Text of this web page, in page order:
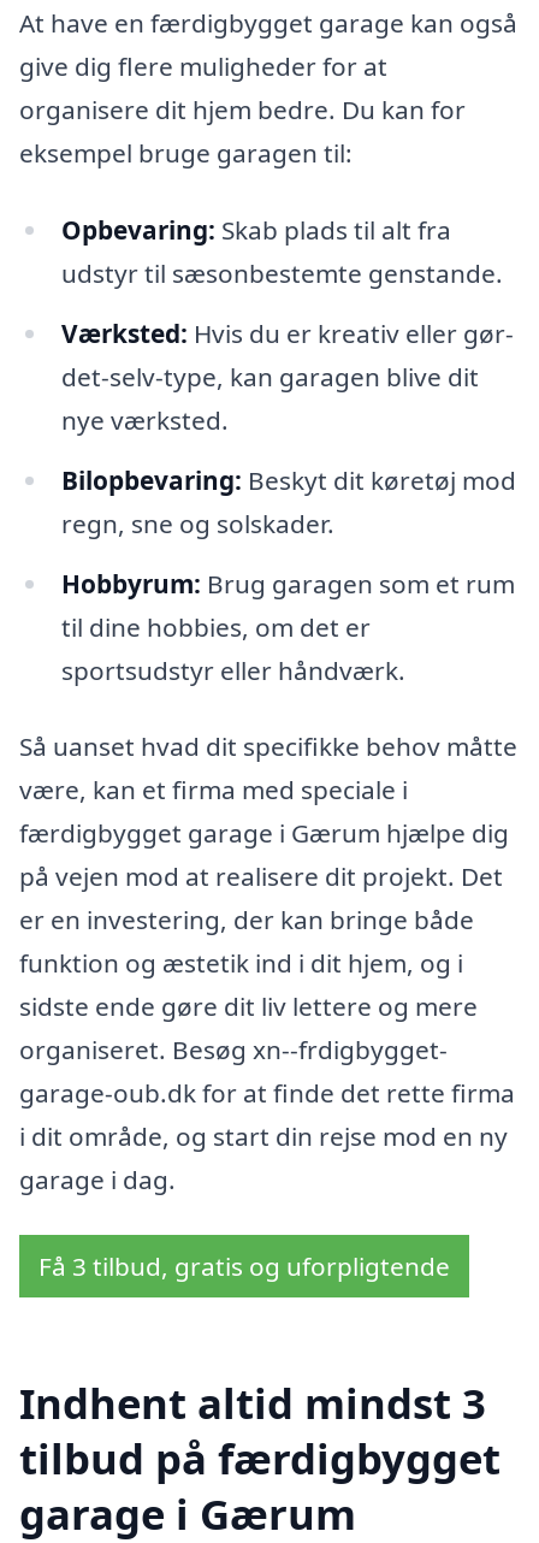
At have en færdigbygget garage kan også
give dig flere muligheder for at
organisere dit hjem bedre. Du kan for
eksempel bruge garagen til:
Opbevaring: Skab plads til alt fra
udstyr til sæsonbestemte genstande.
Værksted: Hvis du er kreativ eller gør-
det-selv-type, kan garagen blive dit
nye værksted.
Bilopbevaring: Beskyt dit køretøj mod
regn, sne og solskader.
Hobbyrum: Brug garagen som et rum
til dine hobbies, om det er
sportsudstyr eller håndværk.
Så uanset hvad dit specifikke behov måtte
være, kan et firma med speciale i
færdigbygget garage i Gærum hjælpe dig
på vejen mod at realisere dit projekt. Det
er en investering, der kan bringe både
funktion og æstetik ind i dit hjem, og i
sidste ende gøre dit liv lettere og mere
organiseret. Besøg xn--frdigbygget-
garage-oub.dk for at finde det rette firma
i dit område, og start din rejse mod en ny
garage i dag.
Få 3 tilbud, gratis og uforpligtende
Indhent altid mindst 3
tilbud på færdigbygget
garage i Gærum